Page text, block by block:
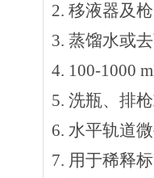
2. 移液器及
3. 蒸馏水或
4. 100-1000
5. 洗瓶、排
6. 水平轨道
7. 用于稀释